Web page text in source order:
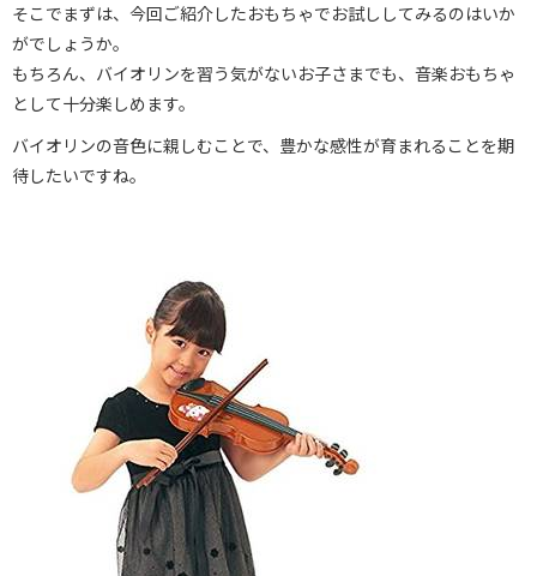
そこでまずは、今回ご紹介したおもちゃでお試ししてみるのはいか
がでしょうか。
もちろん、バイオリンを習う気がないお子さまでも、音楽おもちゃ
として十分楽しめます。
バイオリンの音色に親しむことで、豊かな感性が育まれることを期
待したいですね。